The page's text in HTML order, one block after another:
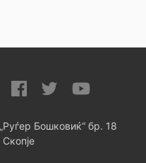
Бошковиќ“ бр. 18